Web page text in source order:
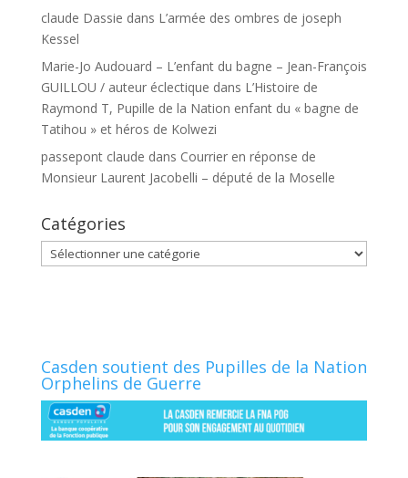
claude Dassie dans L’armée des ombres de joseph
Kessel
Marie-Jo Audouard – L’enfant du bagne – Jean-François
GUILLOU / auteur éclectique dans L’Histoire de
Raymond T, Pupille de la Nation enfant du « bagne de
Tatihou » et héros de Kolwezi
passepont claude dans Courrier en réponse de
Monsieur Laurent Jacobelli – député de la Moselle
Catégories
Catégories
Casden soutient des Pupilles de la Nation
Orphelins de Guerre